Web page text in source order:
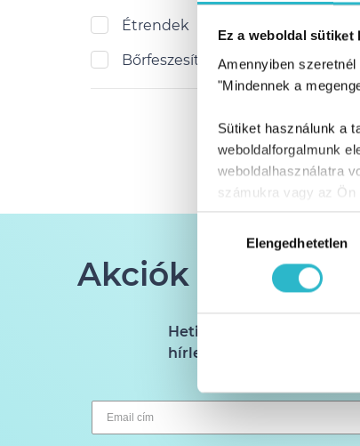
Ez a weboldal sütiket
Amennyiben
"Mindennek a
Sütiket használunk a
weboldalforgalmunk
weboldalhasználatra
számukra vagy az Ön
kiválasztásaElengedhetetlen
Étrendek
Bőrfeszesítés
Akciók és tippek
Heti 1 alkalommal küldjük
hírlevelet